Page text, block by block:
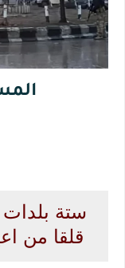
ستة
قلقا من